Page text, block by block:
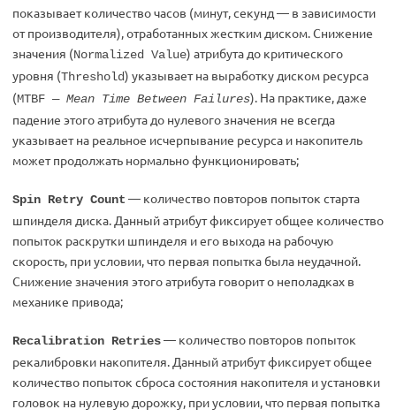
показывает количество часов (минут, секунд — в зависимости
от производителя), отработанных жестким диском. Снижение
значения (Normalized Value) атрибута до критического
уровня (Threshold) указывает на выработку диском ресурса
(MTBF — Mean Time Between Failures). На практике, даже
падение этого атрибута до нулевого значения не всегда
указывает на реальное исчерпывание ресурса и накопитель
может продолжать нормально функционировать;
Spin Retry Count — количество повторов попыток старта
шпинделя диска. Данный атрибут фиксирует общее количество
попыток раскрутки шпинделя и его выхода на рабочую
скорость, при условии, что первая попытка была неудачной.
Снижение значения этого атрибута говорит о неполадках в
механике привода;
Recalibration Retries— количество повторов попыток
рекалибровки накопителя. Данный атрибут фиксирует общее
количество попыток сброса состояния накопителя и установки
головок на нулевую дорожку, при условии, что первая попытка